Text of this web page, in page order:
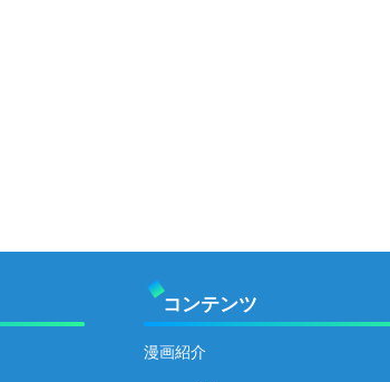
コンテンツ
漫画紹介